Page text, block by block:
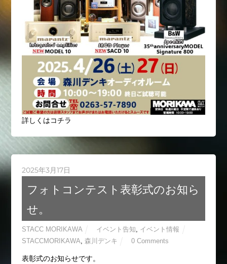
詳しくはコチラ
2025年3月17日
フォトコンテスト表彰式のお知ら
せ。
STACC MORIKAWA イベント告知
イベント情報
STACCMORIKAWA 森川デンキ 0 Comments
表彰式のお知らせです。